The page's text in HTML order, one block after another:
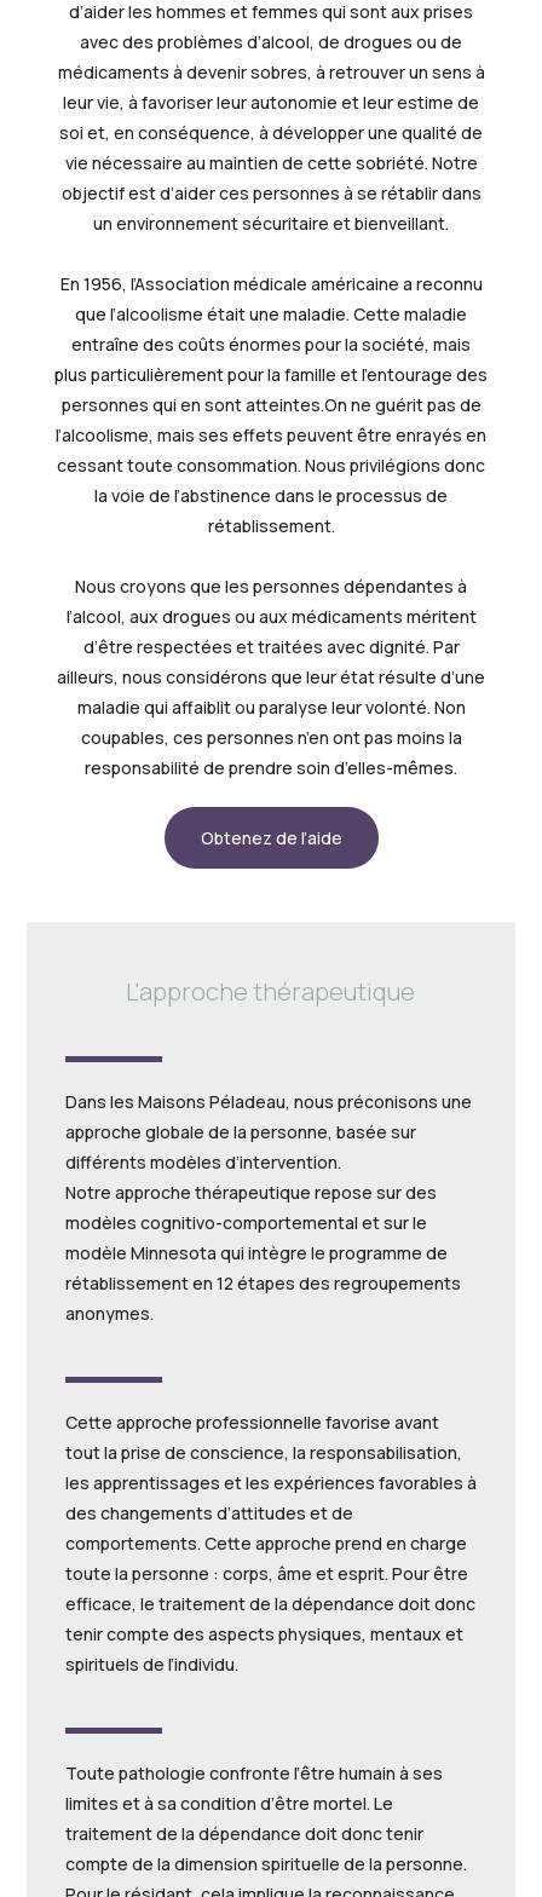
d’aider les hommes et femmes qui sont aux prises
avec des problèmes d’alcool, de drogues ou de
médicaments à devenir sobres, à retrouver un sens à
leur vie, à favoriser leur autonomie et leur estime de
soi et, en conséquence, à développer une qualité de
vie nécessaire au maintien de cette sobriété. Notre
objectif est d’aider ces personnes à se rétablir dans
un environnement sécuritaire et bienveillant.
En 1956, l’Association médicale américaine a reconnu
que l’alcoolisme était une maladie. Cette maladie
entraîne des coûts énormes pour la société, mais
plus particulièrement pour la famille et l’entourage des
personnes qui en sont atteintes.On ne guérit pas de
l’alcoolisme, mais ses effets peuvent être enrayés en
cessant toute consommation. Nous privilégions donc
la voie de l’abstinence dans le processus de
rétablissement.
Nous croyons que les personnes dépendantes à
l’alcool, aux drogues ou aux médicaments méritent
d’être respectées et traitées avec dignité. Par
ailleurs, nous considérons que leur état résulte d’une
maladie qui affaiblit ou paralyse leur volonté. Non
coupables, ces personnes n’en ont pas moins la
responsabilité de prendre soin d’elles-mêmes.
Obtenez de l’aide
L'approche thérapeutique
Dans les Maisons Péladeau, nous préconisons une
approche globale de la personne, basée sur
différents modèles d’intervention.
Notre approche thérapeutique repose sur des
modèles cognitivo-comportemental et sur le
modèle Minnesota qui intègre le programme de
rétablissement en 12 étapes des regroupements
anonymes.
Cette approche professionnelle favorise avant
tout la prise de conscience, la responsabilisation,
les apprentissages et les expériences favorables à
des changements d’attitudes et de
comportements. Cette approche prend en charge
toute la personne : corps, âme et esprit. Pour être
efficace, le traitement de la dépendance doit donc
tenir compte des aspects physiques, mentaux et
spirituels de l’individu.
Toute pathologie confronte l’être humain à ses
limites et à sa condition d’être mortel. Le
traitement de la dépendance doit donc tenir
compte de la dimension spirituelle de la personne.